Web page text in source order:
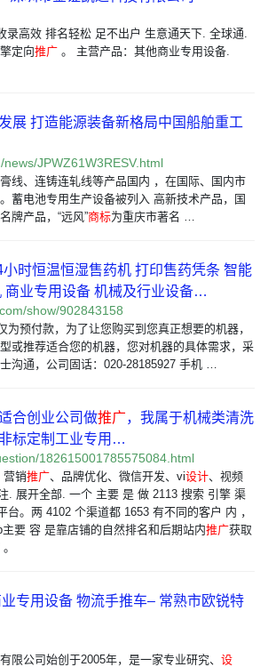
录高效 排名轻松 足不出户 生意通天下. 全球通.
定向推广 。 主营产品：其他商业专用设备.
展 打造能源装备新格局中国船舶重工
JPWZ61W3RESV.html
线、连铸连轧线等产品国内 ，在国际、国内市
蓄电池专用生产设备被列入 高新技术产品，国
牌产品，“远风”商标为重庆市著名 …
时恒温恒湿售药机 打印售药凭条 智能
商业专用设备 机械及行业设备…
show/902843158
为预付款，为了让您购买到您真正想要的机器，
或推荐适合您的机器，您对机器的具体需求，采
沟通，公司固话：020-28185927 手机 …
合创业公司做推广，我属于机械类清洗
标定制工业专用…
182615001785575084.html
营销推广、品牌优化、微信开发、vi设计、视频
. 展开全部. 一个 主要 是 做 2113 搜索 引擎 渠
台。两 4102 个渠道都 1653 有不同的客户 内 ，
要 容 是靠店铺的自然排名和后期站内推广获取
专用设备 物流手推车– 常熟市欧锐特
限公司始创于2005年，是一家专业研究、 设